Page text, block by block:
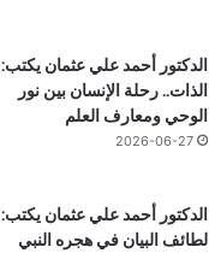
الدكتور أحمد علي عثمان يكتب:
الذات.. رحلة الإنسان بين نور
الوحي ومعارف العلم
2026-06-27
الدكتور أحمد علي عثمان يكتب:
لطائف البيان في هجره النبي